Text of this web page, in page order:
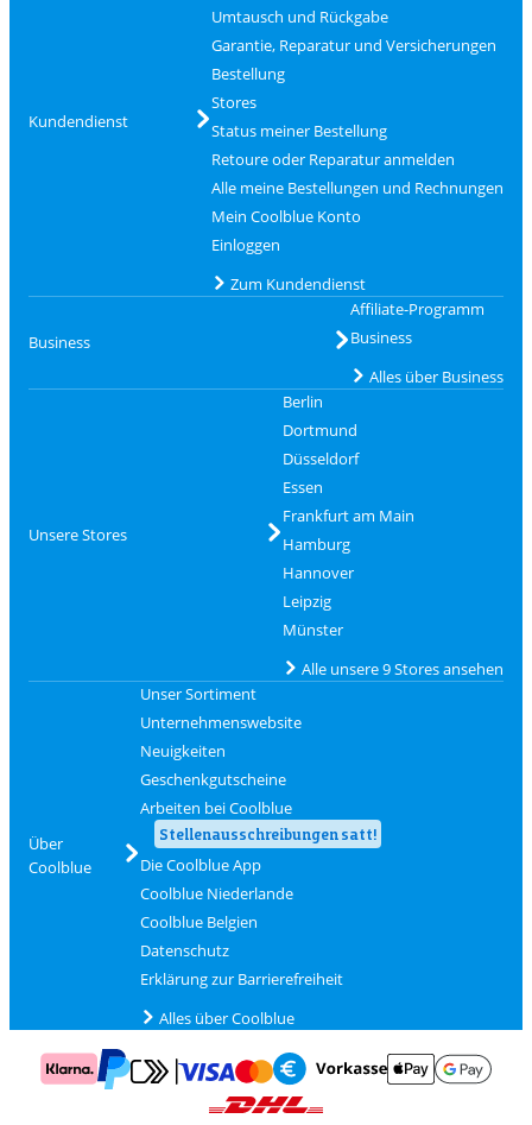
Kundendienst
Umtausch und Rückgabe
Garantie, Reparatur und Versicherungen
Bestellung
Stores
Status meiner Bestellung
Retoure oder Reparatur anmelden
Alle meine Bestellungen und Rechnungen
Mein Coolblue Konto
Einloggen
Zum Kundendienst
Business
Affiliate-Programm
Business
Alles über Business
Unsere Stores
Berlin
Dortmund
Düsseldorf
Essen
Frankfurt am Main
Hamburg
Hannover
Leipzig
Münster
Alle unsere 9 Stores ansehen
Über
Coolblue
Unser Sortiment
Unternehmenswebsite
Neuigkeiten
Geschenkgutscheine
Arbeiten bei Coolblue
Stellenausschreibungen satt!
Die Coolblue App
Coolblue Niederlande
Coolblue Belgien
Datenschutz
Erklärung zur Barrierefreiheit
Alles über Coolblue
Zahlung mit PayPal
Zahlung mit Mastercard und Visa über Click to Pay
Zahlung mit Vorkasse